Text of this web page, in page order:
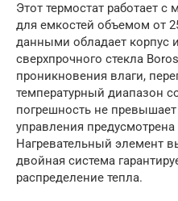
Этот термостат работает
для емкостей объемом от
данными обладает корпус
сверхпрочного стекла
проникновения влаги,
температурный диапазон
погрешность не превышает
управления
Нагревательный элемент
двойная система
распределение тепла.